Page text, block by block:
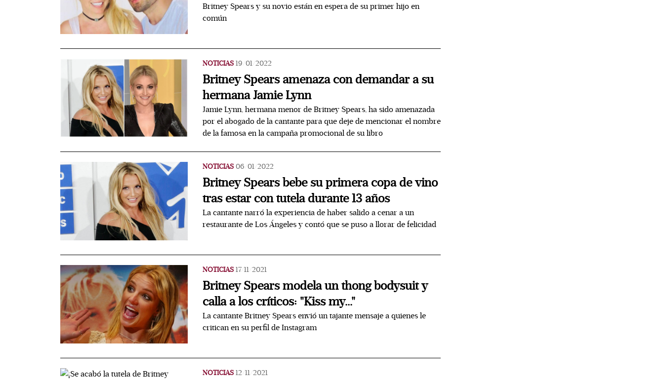
Britney Spears y su novio están en espera de su primer hijo en
común
NOTICIAS 19/01/2022
Britney Spears amenaza con demandar a su
hermana Jamie Lynn
Jamie Lynn, hermana menor de Britney Spears, ha sido amenazada
por el abogado de la cantante para que deje de mencionar el nombre
de la famosa en la campaña promocional de su libro
NOTICIAS 06/01/2022
Britney Spears bebe su primera copa de vino
tras estar con tutela durante 13 años
La cantante narró la experiencia de haber salido a cenar a un
restaurante de Los Ángeles y contó que se puso a llorar de felicidad
NOTICIAS 17/11/2021
Britney Spears modela un thong bodysuit y
calla a los críticos: "Kiss my..."
La cantante Britney Spears envió un tajante mensaje a quienes le
critican en su perfil de Instagram
NOTICIAS 12/11/2021